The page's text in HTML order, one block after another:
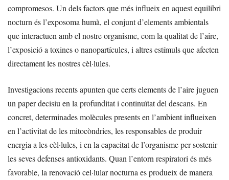
compromesos. Un dels factors que més influeix en aquest equilibri
nocturn és l’exposoma humà, el conjunt d’elements ambientals
que interactuen amb el nostre organisme, com la qualitat de l’aire,
l’exposició a toxines o nanopartícules, i altres estímuls que afecten
directament les nostres cèl·lules.
Investigacions recents apunten que certs elements de l’aire juguen
un paper decisiu en la profunditat i continuïtat del descans. En
concret, determinades molècules presents en l’ambient influeixen
en l’activitat de les mitocòndries, les responsables de produir
energia a les cèl·lules, i en la capacitat de l’organisme per sostenir
les seves defenses antioxidants. Quan l’entorn respiratori és més
favorable, la renovació cel·lular nocturna es produeix de manera